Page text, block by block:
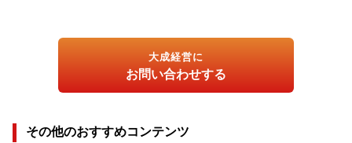
大成経営に
お問い合わせする
その他のおすすめコンテンツ